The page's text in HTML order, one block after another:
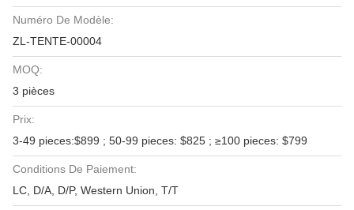
Numéro De Modèle:
ZL-TENTE-00004
MOQ:
3 pièces
Prix:
3-49 pieces:$899 ; 50-99 pieces: $825 ; ≥100 pieces: $799
Conditions De Paiement:
LC, D/A, D/P, Western Union, T/T